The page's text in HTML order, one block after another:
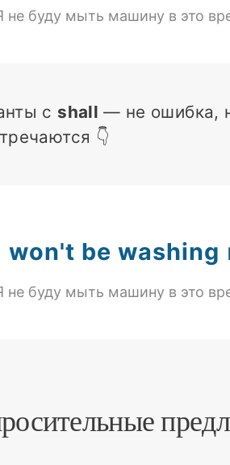
не буду мыть машину в это
с shall — не ошибка,
👇
won't be washing
не буду мыть машину в это